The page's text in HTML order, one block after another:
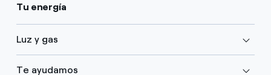
Tu energía
Luz y gas
Te ayudamos